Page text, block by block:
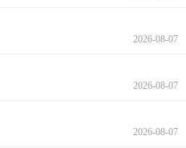
2026-08-07
2026-08-07
2026-08-07